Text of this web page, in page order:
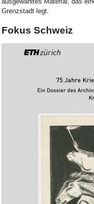
Grenzstadt legt.
Fokus Schweiz